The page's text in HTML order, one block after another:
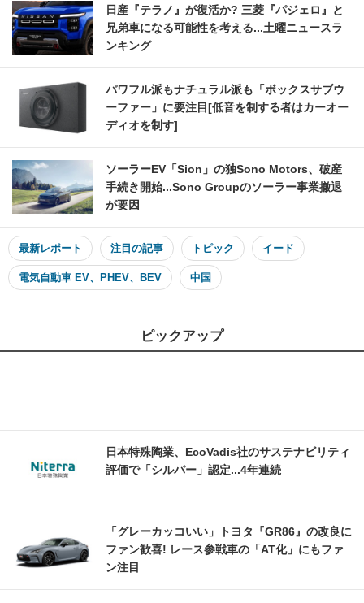
日産『テラノ』が復活か? 三菱『パジェロ』と
兄弟車になる可能性を考える...土曜ニュースラ
ンキング
パワフル派もナチュラル派も「ボックスサブウ
ーファー」に要注目[低音を制する者はカーオー
ディオを制す]
ソーラーEV「Sion」の独Sono Motors、破産
手続き開始...Sono Groupのソーラー事業撤退
が要因
最新レポート 注目の記事 トピック イード
電気自動車 EV、PHEV、BEV 中国
ピックアップ
日本特殊陶業、EcoVadis社のサステナビリティ
評価で「シルバー」認定...4年連続
「グレーカッコいい」トヨタ『GR86』の改良に
ファン歓喜! レース参戦車の「AT化」にもファ
ン注目